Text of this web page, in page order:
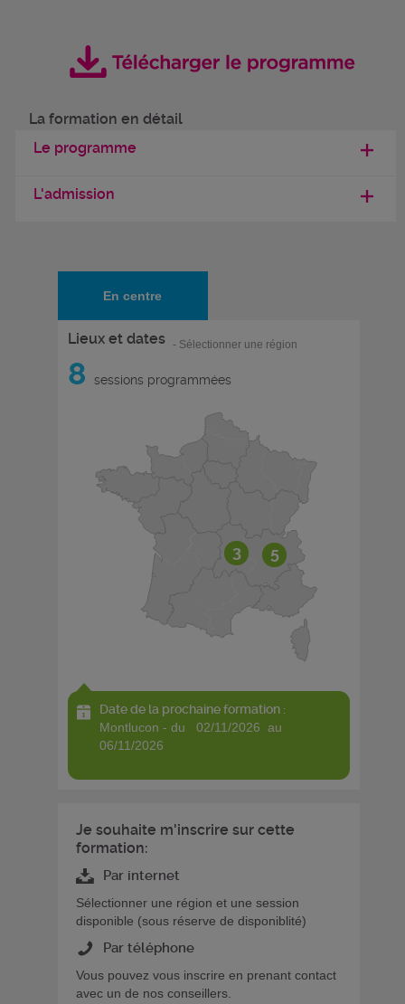
La formation en détail
Le programme
L'admission
En centre
Lieux et dates - Sélectionner une région
8 sessions programmées
3 5
Date de la prochaine formation :
montlucon - du 02/11/2026 au
06/11/2026
Je souhaite m'inscrire sur cette
formation:
Par internet
Sélectionner une région et une session
disponible (sous réserve de disponiblité)
Par téléphone
Vous pouvez vous inscrire en prenant contact
avec un de nos conseillers.